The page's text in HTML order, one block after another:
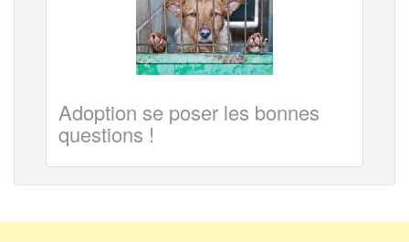
Adoption se poser les bonnes
questions !